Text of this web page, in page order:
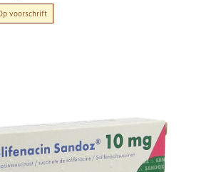
voorschrift